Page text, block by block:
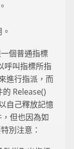
個普通指標
呼叫指標所指
進行指派，而
Release()
自己釋放記憶
但也因為如
別注意：